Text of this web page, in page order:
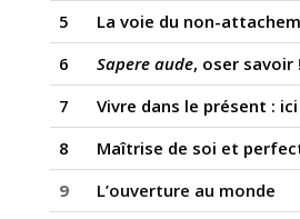
5
La voie du non-
6
Sapere aude, oser savoir !
7
Vivre dans le présent :
8
Maîtrise de soi et
9
L’ouverture au monde